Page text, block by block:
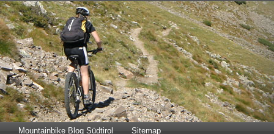
Mountainbike Blog Südtirol Sitemap